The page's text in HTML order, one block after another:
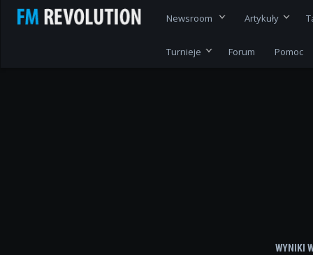
Newsroom Artykuły
Turnieje Forum Pomoc
WYNIKI